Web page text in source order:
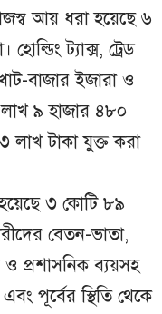
আয় ধরা হয়েছে ৬
ট্যাক্স, ট্রেড
বাজার ইজারা ও
৯ হাজার ৪৮০
লাখ টাকা যুক্ত করা
হয়েছে ৩ কোটি ৮৯
বেতন-ভাতা,
ও প্রশাসনিক ব্যয়সহ
পূর্বের স্থিতি থেকে